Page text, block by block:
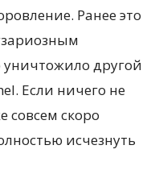
Ранее это
другой
Если ничего не
совсем скоро
исчезнуть